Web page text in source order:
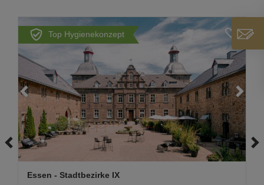
Top Hygienekonzept
Loading...
Essen - Stadtbezirke IX